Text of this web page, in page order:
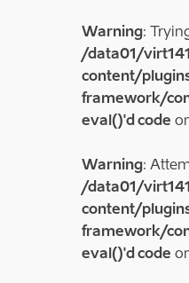
Warning:
/data01/
content/
framework/
eval()'d code
Warning:
/data01/
content/
framework/
eval()'d code